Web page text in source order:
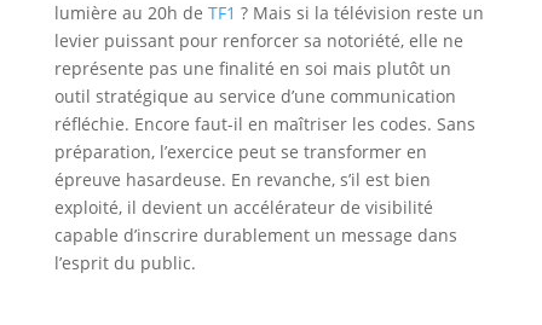
lumière au 20h de TF1 ? Mais si la télévision reste un
levier puissant pour renforcer sa notoriété, elle ne
représente pas une finalité en soi mais plutôt un
outil stratégique au service d’une communication
réfléchie. Encore faut-il en maîtriser les codes. Sans
préparation, l’exercice peut se transformer en
épreuve hasardeuse. En revanche, s’il est bien
exploité, il devient un accélérateur de visibilité
capable d’inscrire durablement un message dans
l’esprit du public.